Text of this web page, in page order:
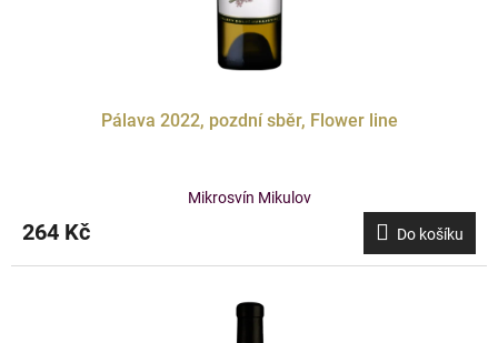
Pálava 2022, pozdní sběr, Flower line
Mikrosvín Mikulov
264 Kč Do košíku